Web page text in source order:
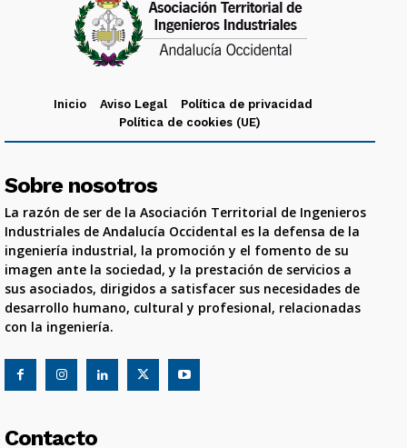
Inicio Aviso Legal
Política de privacidad
Política de cookies (UE)
Sobre nosotros
La razón de ser de la Asociación Territorial de Ingenieros
Industriales de Andalucía Occidental es la defensa de la
ingeniería industrial, la promoción y el fomento de su
imagen ante la sociedad, y la prestación de servicios a
sus asociados, dirigidos a satisfacer sus necesidades de
desarrollo humano, cultural y profesional, relacionadas
con la ingeniería.
Contacto